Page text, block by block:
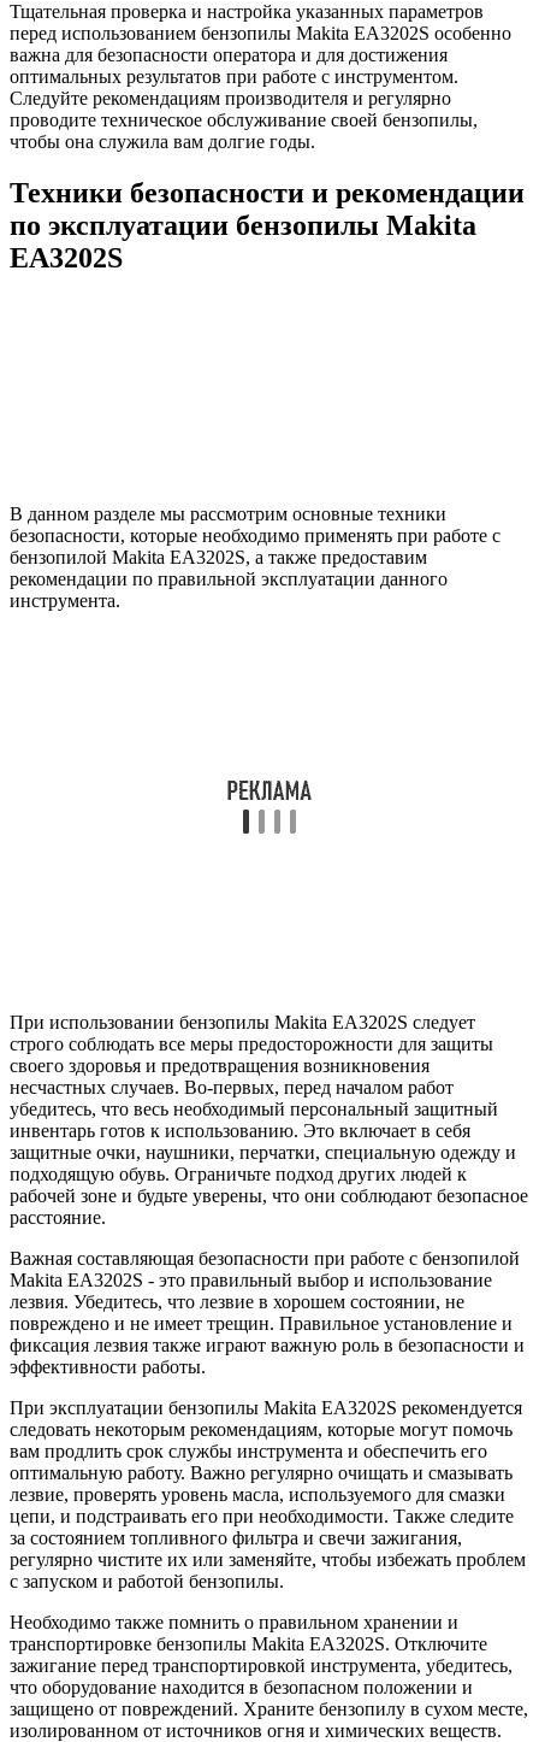
Тщательная проверка и настройка указанных параметров
перед использованием бензопилы Makita EA3202S особенно
важна для безопасности оператора и для достижения
оптимальных результатов при работе с инструментом.
Следуйте рекомендациям производителя и регулярно
проводите техническое обслуживание своей бензопилы,
чтобы она служила вам долгие годы.
Техники безопасности и рекомендации
по эксплуатации бензопилы Makita
EA3202S
В данном разделе мы рассмотрим основные техники
безопасности, которые необходимо применять при работе с
бензопилой Makita EA3202S, а также предоставим
рекомендации по правильной эксплуатации данного
инструмента.
При использовании бензопилы Makita EA3202S следует
строго соблюдать все меры предосторожности для защиты
своего здоровья и предотвращения возникновения
несчастных случаев. Во-первых, перед началом работ
убедитесь, что весь необходимый персональный защитный
инвентарь готов к использованию. Это включает в себя
защитные очки, наушники, перчатки, специальную одежду и
подходящую обувь. Ограничьте подход других людей к
рабочей зоне и будьте уверены, что они соблюдают безопасное
расстояние.
Важная составляющая безопасности при работе с бензопилой
Makita EA3202S - это правильный выбор и использование
лезвия. Убедитесь, что лезвие в хорошем состоянии, не
повреждено и не имеет трещин. Правильное установление и
фиксация лезвия также играют важную роль в безопасности и
эффективности работы.
При эксплуатации бензопилы Makita EA3202S рекомендуется
следовать некоторым рекомендациям, которые могут помочь
вам продлить срок службы инструмента и обеспечить его
оптимальную работу. Важно регулярно очищать и смазывать
лезвие, проверять уровень масла, используемого для смазки
цепи, и подстраивать его при необходимости. Также следите
за состоянием топливного фильтра и свечи зажигания,
регулярно чистите их или заменяйте, чтобы избежать проблем
с запуском и работой бензопилы.
Необходимо также помнить о правильном хранении и
транспортировке бензопилы Makita EA3202S. Отключите
зажигание перед транспортировкой инструмента, убедитесь,
что оборудование находится в безопасном положении и
защищено от повреждений. Храните бензопилу в сухом месте,
изолированном от источников огня и химических веществ.